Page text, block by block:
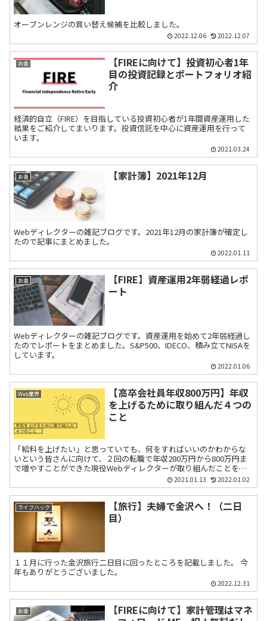
オーブンレンジの買い替え候補を比較しました。
2022.12.06 2022.12.07
お金
【FIREに向けて】投資初心者1年
目の投資記録とポートフォリオ紹
介
経済的自立（FIRE）を目指している投資初心者が1年間資産運用した
結果をご紹介してまいります。投資信託を中心に資産運用を行って
います。
2021.03.24
お金 【家計簿】2021年12月
Webディレクターの雑記ブログです。2021年12月の家計簿が確定し
たので記事にまとめました。
2022.01.11
お金
【FIRE】資産運用2年弱経過レポ
ート
Webディレクターの雑記ブログです。資産運用を始めて2年弱経過し
たのでレポートをまとめました。S&P500、IDECO、積み立てNISAを
しています。
2022.01.06
Web業界
【高卒会社員年収800万円】年収
を上げるために取り組んだ４つの
こと
「給料を上げたい」と思っていても、何をすればいいのかわからな
いという皆さんに向けて、２回の転職で年収280万円から800万円ま
で増やすことができた現役Webディレクターが取り組んだことをご
2021.01.13 2022.01.02
ライフハック
【旅行】夫婦で金沢へ！（二日
目）
１１月に行った金沢旅行二日目に回ったところを記載しました。 今
年もありがとうございました。
2022.12.31
お金
【FIREに向けて】家計管理はマネ